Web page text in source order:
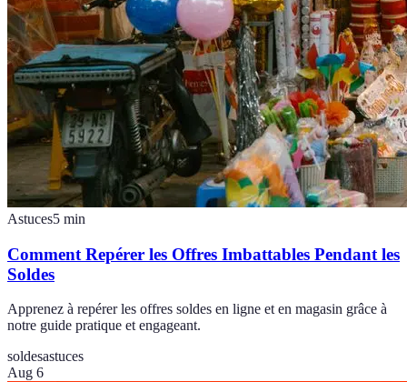
Astuces5 min
Comment Repérer les Offres Imbattables Pendant les
Soldes
Apprenez à repérer les offres soldes en ligne et en magasin grâce à
notre guide pratique et engageant.
soldesastuces
Aug 6